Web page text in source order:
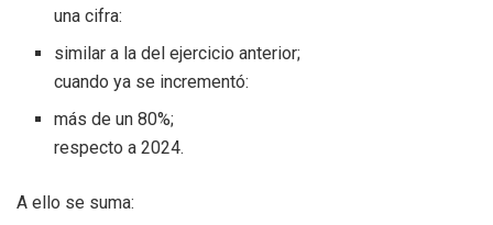
una cifra:
similar a la del ejercicio anterior;
cuando ya se incrementó:
más de un 80%;
respecto a 2024.
A ello se suma: